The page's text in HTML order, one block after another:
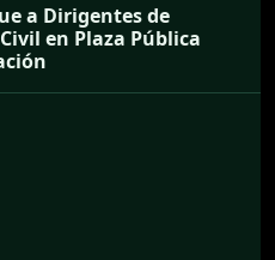
a Dirigentes de
en Plaza Pública